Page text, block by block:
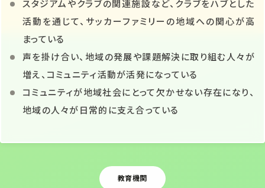
スタジアムやクラブの関連施設など、クラブをハブとした
活動を通じて、サッカーファミリーの地域への関心が高
まっている
声を掛け合い、地域の発展や課題解決に取り組む人々が
増え、コミュニティ活動が活発になっている
コミュニティが地域社会にとって欠かせない存在になり、
地域の人々が日常的に支え合っている
Ｊリーグ
教育機関